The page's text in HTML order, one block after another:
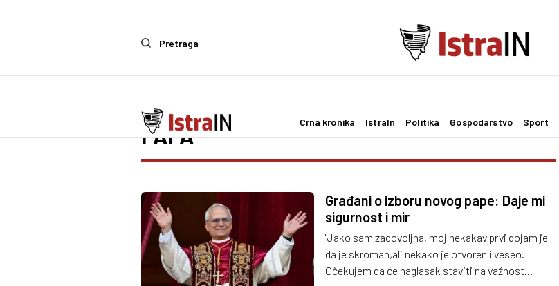
Pretraga
Crna kronika IstraIn Politika Gospodarstvo Sport
PAPA
Građani o izboru novog pape: Daje mi
sigurnost i mir
"Jako sam zadovoljna, moj nekakav prvi dojam je
da je skroman,ali nekako je otvoren i veseo.
Očekujem da će naglasak staviti na važnost